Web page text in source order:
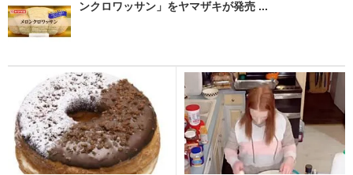
ンクロワッサン」をヤマザキが発売 ...